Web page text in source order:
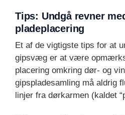
Tips: Undgå revner
pladeplacering
Et af de vigtigste tips for at
gipsvæg er at være
placering omkring dør- og
gipspladesamling må aldrig
linjer fra dørkarmen (kaldet